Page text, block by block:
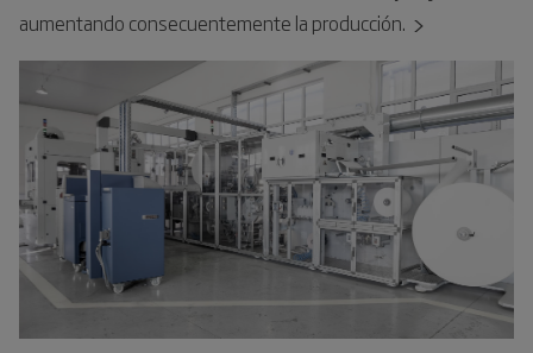
aumentando consecuentemente la producción.